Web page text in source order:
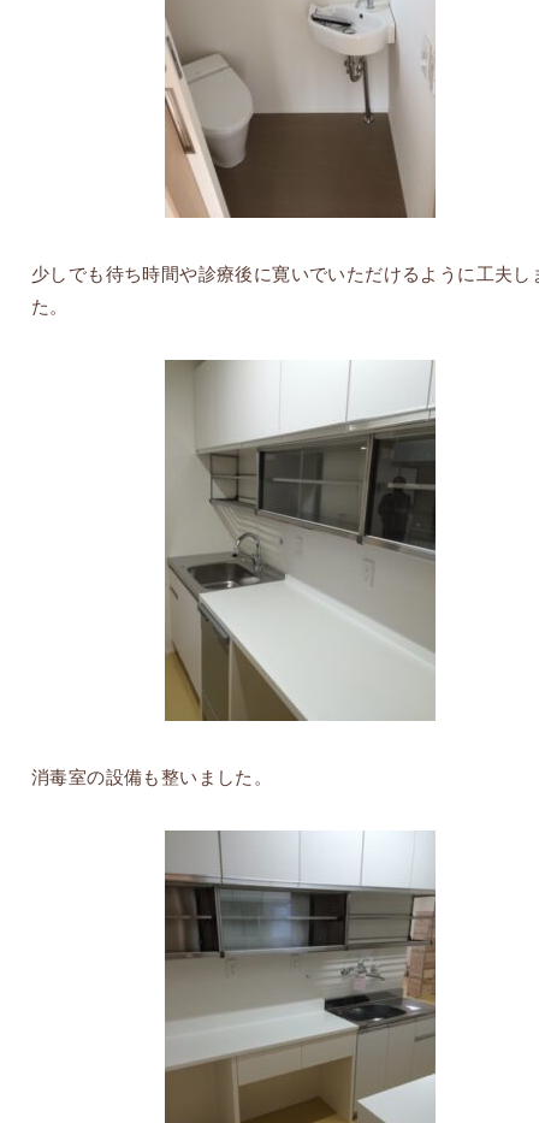
少しでも待ち時間や診療後に寛いでいただけるように工夫し
た。
消毒室の設備も整いました。